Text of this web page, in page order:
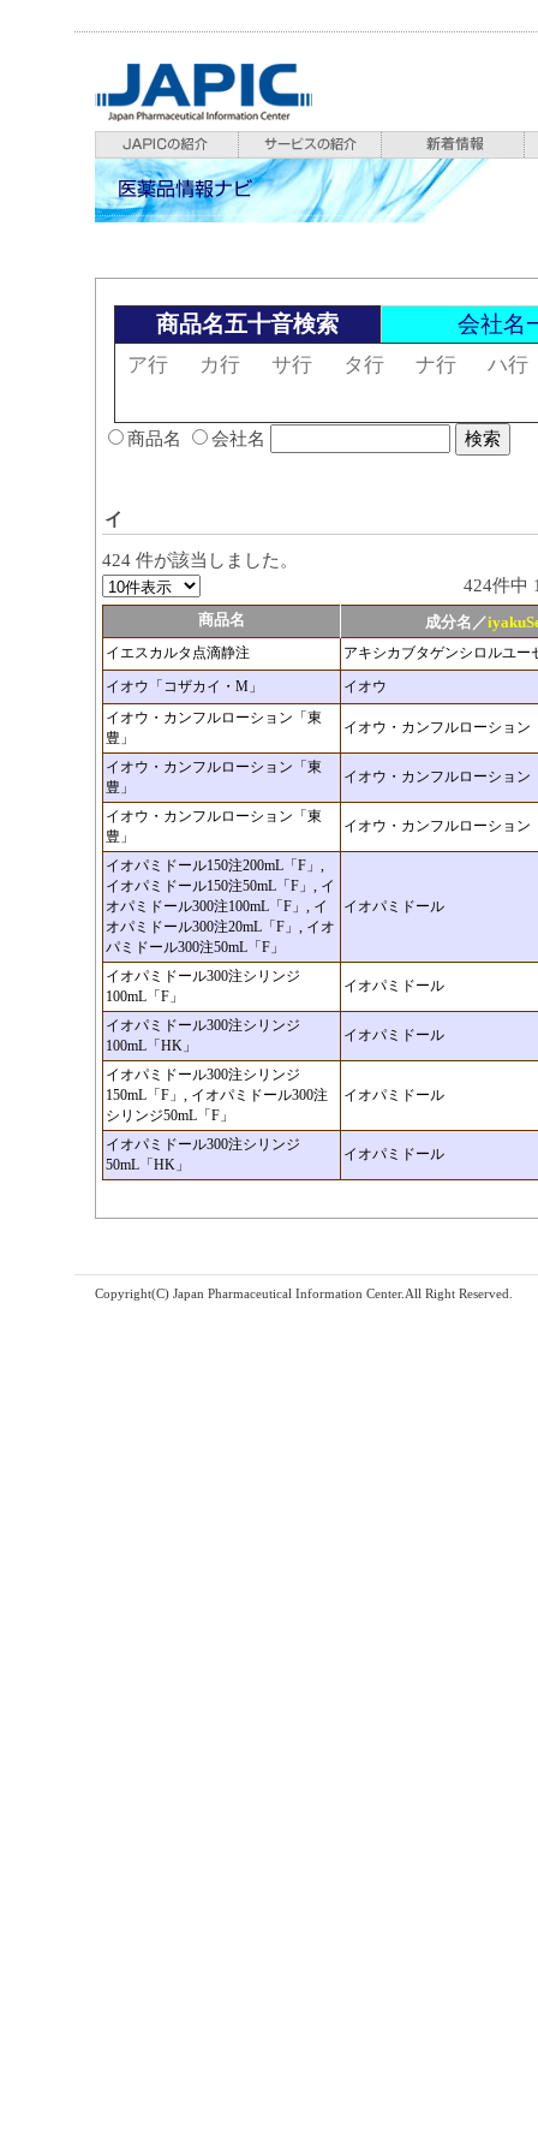
商品名五十音検索 会社名
ア行 カ行 サ行 タ行 ナ行 ハ行
商品名 会社名
イ
424 件が該当しました。
424件
商品名 成分名／
イエスカルタ点滴静注
アキシカブタゲンシロルユー
イオウ「コザカイ・M」
イオウ
イオウ・カンフルローション「東
豊」
イオウ・カンフルローション
イオウ・カンフルローション「東
豊」
イオウ・カンフルローション
イオウ・カンフルローション「東
豊」
イオウ・カンフルローション
イオパミドール150注200mL「F」,
イオパミドール150注50mL「F」, イ
オパミドール300注100mL「F」, イ
オパミドール300注20mL「F」, イオ
パミドール300注50mL「F」
イオパミドール
イオパミドール300注シリンジ
100mL「F」
イオパミドール
イオパミドール300注シリンジ
100mL「HK」
イオパミドール
イオパミドール300注シリンジ
150mL「F」, イオパミドール300注
シリンジ50mL「F」
イオパミドール
イオパミドール300注シリンジ
50mL「HK」
イオパミドール
Copyright(C) Japan Pharmaceutical Information Center.All Right Reserved.